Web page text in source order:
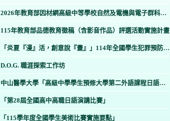
2026年教育部因材網高級中等學校自然及電機與電子群科等
115年教育部品德教育徵稿（含影音作品）評選活動實施計畫
「炎夏『漫』活，創意說『畫』」114年全國學生犯罪預防漫
畫與創意短片徵件活動
D.O.G. 職涯探索工作坊
中山醫學大學「高級中學學生預修大學第二外語課程日語專
班」
「第28屆全國高中高職日語演講比賽」
「115學年度全國學生美術比賽實施要點」